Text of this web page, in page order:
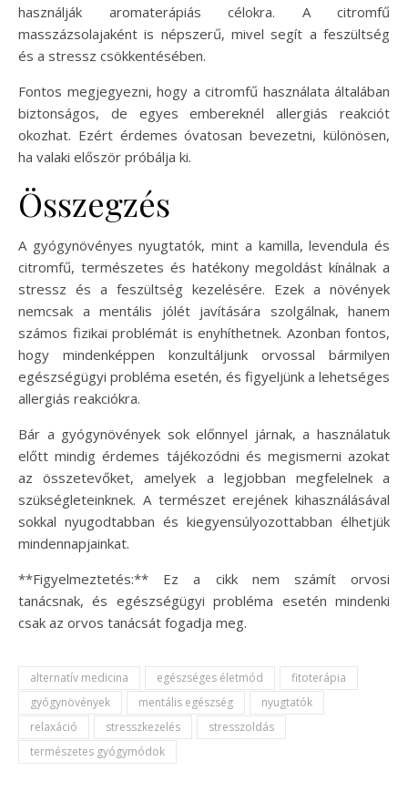
használják aromaterápiás célokra. A citromfű
masszázsolajaként is népszerű, mivel segít a feszültség
és a stressz csökkentésében.
Fontos megjegyezni, hogy a citromfű használata általában
biztonságos, de egyes embereknél allergiás reakciót
okozhat. Ezért érdemes óvatosan bevezetni, különösen,
ha valaki először próbálja ki.
Összegzés
A gyógynövényes nyugtatók, mint a kamilla, levendula és
citromfű, természetes és hatékony megoldást kínálnak a
stressz és a feszültség kezelésére. Ezek a növények
nemcsak a mentális jólét javítására szolgálnak, hanem
számos fizikai problémát is enyhíthetnek. Azonban fontos,
hogy mindenképpen konzultáljunk orvossal bármilyen
egészségügyi probléma esetén, és figyeljünk a lehetséges
allergiás reakciókra.
Bár a gyógynövények sok előnnyel járnak, a használatuk
előtt mindig érdemes tájékozódni és megismerni azokat
az összetevőket, amelyek a legjobban megfelelnek a
szükségleteinknek. A természet erejének kihasználásával
sokkal nyugodtabban és kiegyensúlyozottabban élhetjük
mindennapjainkat.
**Figyelmeztetés:** Ez a cikk nem számít orvosi
tanácsnak, és egészségügyi probléma esetén mindenki
csak az orvos tanácsát fogadja meg.
alternatív medicina egészséges életmód
fitoterápia
gyógynövények
mentális egészség
nyugtatók
relaxáció
stresszkezelés
stresszoldás
természetes gyógymódok